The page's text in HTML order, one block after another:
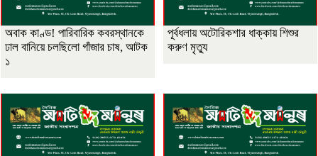
অবাক কাণ্ড! পারিবারিক কবরস্থানকে
ঢাল বানিয়ে চলছিলো গাঁজার চাষ, আটক
১
পূর্বধলায় অটোরিকশার ধাক্কায় শিশুর
করুণ মৃত্যু